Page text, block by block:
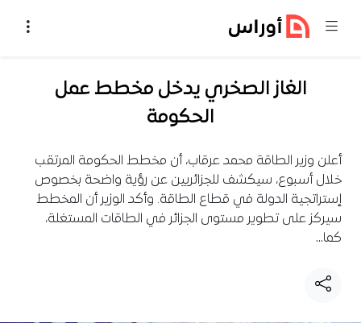
الغاز الصخري يدخل مخطط عمل
الحكومة
أعلن وزير الطاقة محمد عرقاب، أن مخطط الحكومة المرتقب
خلال أسبوع، سيكشف للجزائريين عن رؤية واضحة بخصوص
إستراتجية الدولة في قطاع الطاقة. وأكد الوزير أن المخطط
سيركز على تطوير مستوى الجزائر في الطاقات المستغلة،
كما…